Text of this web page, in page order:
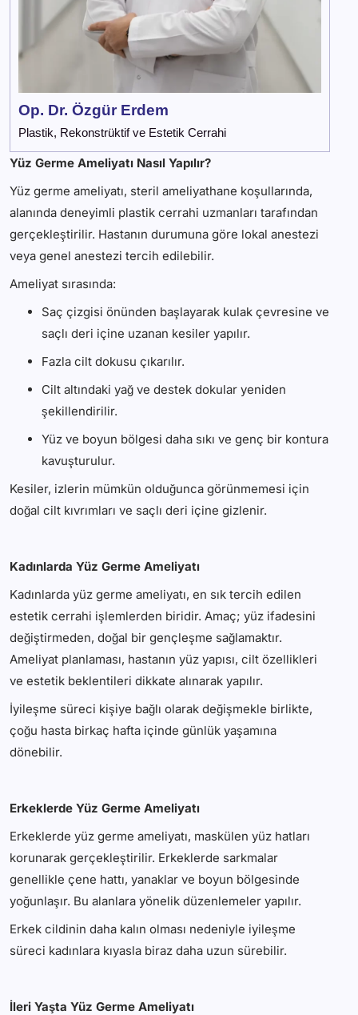
Op. Dr. Özgür Erdem
Plastik, Rekonstrüktif ve Estetik Cerrahi
Yüz Germe Ameliyatı Nasıl Yapılır?
Yüz germe ameliyatı, steril ameliyathane koşullarında,
alanında deneyimli plastik cerrahi uzmanları tarafından
gerçekleştirilir. Hastanın durumuna göre lokal anestezi
veya genel anestezi tercih edilebilir.
Ameliyat sırasında:
Saç çizgisi önünden başlayarak kulak çevresine ve
saçlı deri içine uzanan kesiler yapılır.
Fazla cilt dokusu çıkarılır.
Cilt altındaki yağ ve destek dokular yeniden
şekillendirilir.
Yüz ve boyun bölgesi daha sıkı ve genç bir kontura
kavuşturulur.
Kesiler, izlerin mümkün olduğunca görünmemesi için
doğal cilt kıvrımları ve saçlı deri içine gizlenir.
Kadınlarda Yüz Germe Ameliyatı
Kadınlarda yüz germe ameliyatı, en sık tercih edilen
estetik cerrahi işlemlerden biridir. Amaç; yüz ifadesini
değiştirmeden, doğal bir gençleşme sağlamaktır.
Ameliyat planlaması, hastanın yüz yapısı, cilt özellikleri
ve estetik beklentileri dikkate alınarak yapılır.
İyileşme süreci kişiye bağlı olarak değişmekle birlikte,
çoğu hasta birkaç hafta içinde günlük yaşamına
dönebilir.
Erkeklerde Yüz Germe Ameliyatı
Erkeklerde yüz germe ameliyatı, maskülen yüz hatları
korunarak gerçekleştirilir. Erkeklerde sarkmalar
genellikle çene hattı, yanaklar ve boyun bölgesinde
yoğunlaşır. Bu alanlara yönelik düzenlemeler yapılır.
Erkek cildinin daha kalın olması nedeniyle iyileşme
süreci kadınlara kıyasla biraz daha uzun sürebilir.
İleri Yaşta Yüz Germe Ameliyatı